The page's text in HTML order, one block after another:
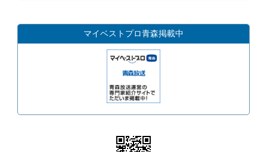
マイベストプロ青森掲載中